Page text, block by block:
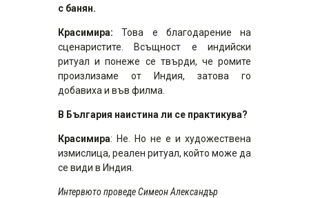
с банян.
Красимира: Това е благодарение на
сценаристите. Всъщност е индийски
ритуал и понеже се твърди, че ромите
произлизаме от Индия, затова го
добавиха и във филма.
В България наистина ли се практикува?
Красимира: Не. Но не е и художествена
измислица, реален ритуал, който може да
се види в Индия.
Интервюто проведе Симеон Александър